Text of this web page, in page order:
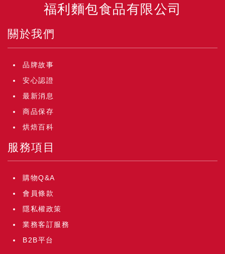
福利麵包食品有限公司
關於我們
品牌故事
安心認證
最新消息
商品保存
烘焙百科
服務項目
購物Q&A
會員條款
隱私權政策
業務客訂服務
B2B平台